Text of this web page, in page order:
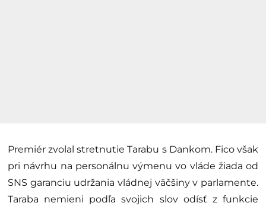
Premiér zvolal stretnutie Tarabu s Dankom. Fico však
pri návrhu na personálnu výmenu vo vláde žiada od
SNS garanciu udržania vládnej väčšiny v parlamente.
Taraba nemieni podľa svojich slov odísť z funkcie